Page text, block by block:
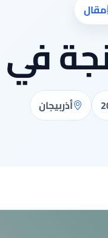
مقال
في
أذربيجان